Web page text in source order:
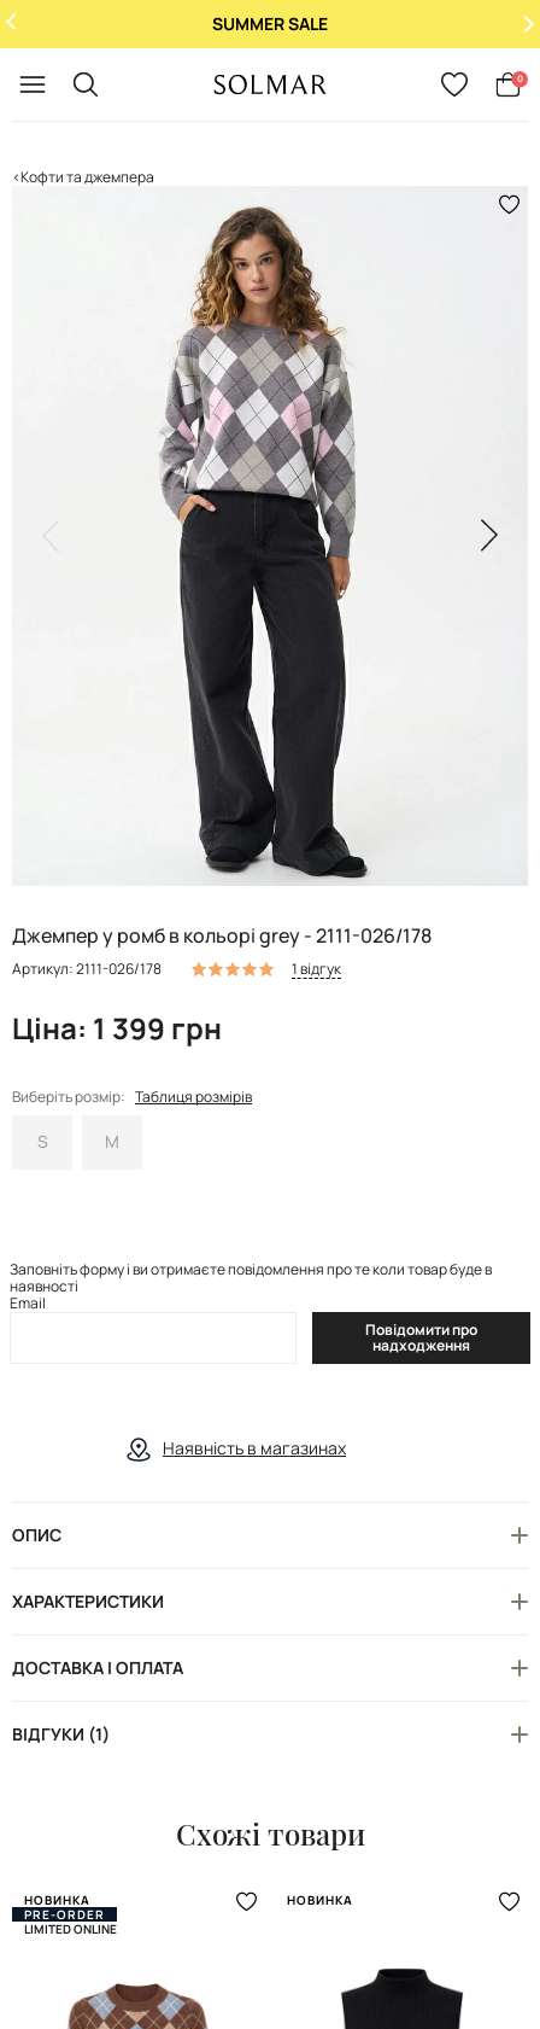
SUMMER SALE
0
Кофти та джемпера
Джемпер у ромб в кольорі grey - 2111-026/178
Артикул: 2111-026/178 1 відгук
Ціна: 1 399 грн
Виберіть розмір: Таблиця розмірів
S M
Заповніть форму і ви отримаєте повідомлення про те коли товар буде в
наявності
Email
Повідомити про
надходження
Наявність в магазинах
ОПИС
ХАРАКТЕРИСТИКИ
ДОСТАВКА І ОПЛАТА
ВІДГУКИ (1)
Схожі товари
НОВИНКА
PRE-ORDER
LIMITED ONLINE
НОВИНКА